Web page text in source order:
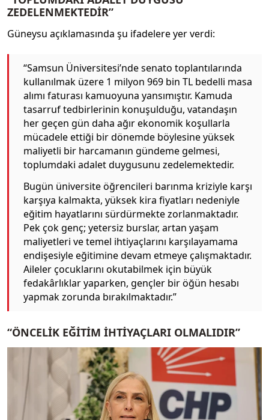
ZEDELENMEKTEDİR”
Güneysu açıklamasında şu ifadelere yer verdi:
“Samsun Üniversitesi’nde senato toplantılarında
kullanılmak üzere 1 milyon 969 bin TL bedelli masa
alımı faturası kamuoyuna yansımıştır. Kamuda
tasarruf tedbirlerinin konuşulduğu, vatandaşın
her geçen gün daha ağır ekonomik koşullarla
mücadele ettiği bir dönemde böylesine yüksek
maliyetli bir harcamanın gündeme gelmesi,
toplumdaki adalet duygusunu zedelemektedir.
Bugün üniversite öğrencileri barınma kriziyle karşı
karşıya kalmakta, yüksek kira fiyatları nedeniyle
eğitim hayatlarını sürdürmekte zorlanmaktadır.
Pek çok genç; yetersiz burslar, artan yaşam
maliyetleri ve temel ihtiyaçlarını karşılayamama
endişesiyle eğitimine devam etmeye çalışmaktadır.
Aileler çocuklarını okutabilmek için büyük
fedakârlıklar yaparken, gençler bir öğün hesabı
yapmak zorunda bırakılmaktadır.”
“ÖNCELİK EĞİTİM İHTİYAÇLARI OLMALIDIR”